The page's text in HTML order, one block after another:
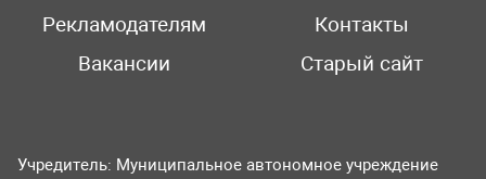
Рекламодателям
Контакты
Вакансии
Старый сайт
Учредитель: Муниципальное автономное учреждение